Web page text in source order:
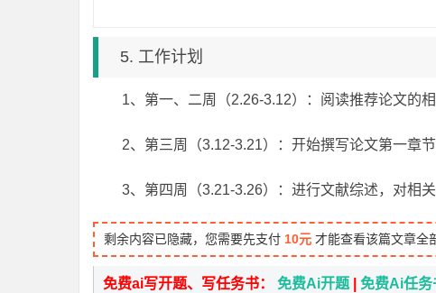
5. 工作计划
1、第一、二周（2.26-3.12）：阅读推荐论文的
2、第三周（3.12-3.21）：开始撰写论文第一章
3、第四周（3.21-3.26）：进行文献综述，对相
剩余内容已隐藏，您需要先支付 10元 才能查看该篇文章全
免费ai写开题、写任务书： 免费Ai开题 免费Ai任务